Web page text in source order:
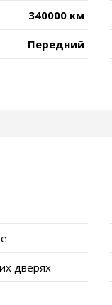
340000 км
Передний
дверях